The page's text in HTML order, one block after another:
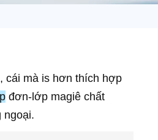
中文
, cái mà is hơn thích hợp
đơn-lớp magiê chất
ngoại.